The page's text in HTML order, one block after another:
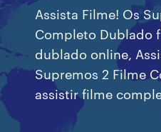
Assista Filme! Os
Completo Dublado
dublado online,
Supremos 2 Filme
assistir filme